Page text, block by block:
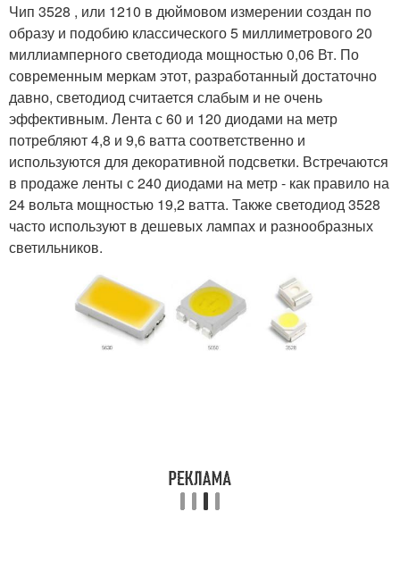
Чип 3528 , или 1210 в дюймовом измерении создан по
образу и подобию классического 5 миллиметрового 20
миллиамперного светодиода мощностью 0,06 Вт. По
современным меркам этот, разработанный достаточно
давно, светодиод считается слабым и не очень
эффективным. Лента с 60 и 120 диодами на метр
потребляют 4,8 и 9,6 ватта соответственно и
используются для декоративной подсветки. Встречаются
в продаже ленты с 240 диодами на метр - как правило на
24 вольта мощностью 19,2 ватта. Также светодиод 3528
часто используют в дешевых лампах и разнообразных
светильников.